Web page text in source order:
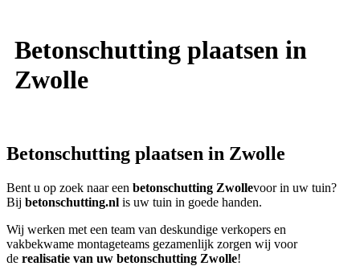
Betonschutting plaatsen in
Zwolle
Betonschutting plaatsen in Zwolle
Bent u op zoek naar een betonschutting Zwollevoor in uw tuin?
Bij betonschutting.nl is uw tuin in goede handen.
Wij werken met een team van deskundige verkopers en
vakbekwame montageteams gezamenlijk zorgen wij voor
de realisatie van uw betonschutting Zwolle!